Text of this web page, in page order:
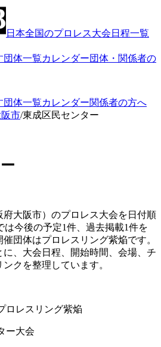
日本全国のプロレス大会日程一覧
団体一覧カレンダー団体・関係者の
団体一覧カレンダー関係者の方へ
市/東成区民センター
大阪市）のプロレス大会を日付順
今後の予定1件、過去掲載1件を
団体はプロレスリング紫焔です。
、大会日程、開始時間、会場、チ
クを整理しています。
ロレスリング紫焔
ー大会